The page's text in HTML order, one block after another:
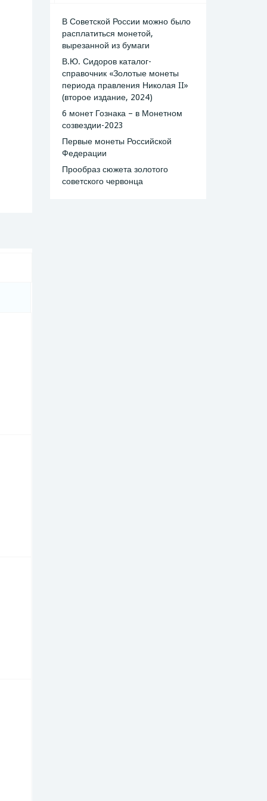
В Советской России можно было
расплатиться монетой,
вырезанной из бумаги
В.Ю. Сидоров каталог-
справочник «Золотые монеты
периода правления Николая II»
(второе издание, 2024)
6 монет Гознака – в Монетном
созвездии-2023
Первые монеты Российской
Федерации
Прообраз сюжета золотого
советского червонца